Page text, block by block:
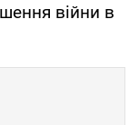
війни в